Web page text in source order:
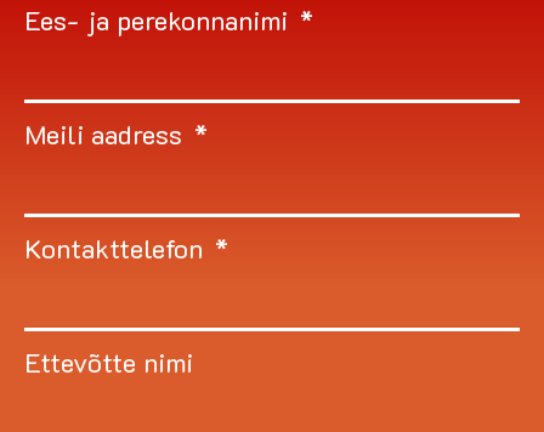
Ees- ja perekonnanimi
Meili aadress
Kontakttelefon
Ettevõtte nimi